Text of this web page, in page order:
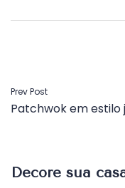
Navegação
de
Prev Post
Patchwok em estilo
Decore sua